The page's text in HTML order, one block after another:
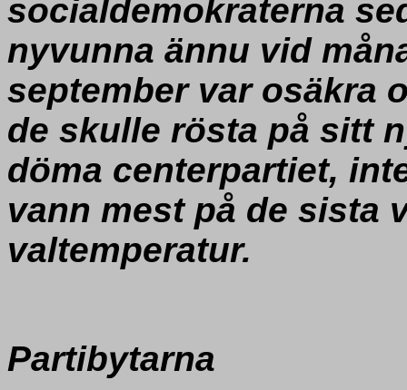
socialdemokraterna
nyvunna ännu vid
september var osäkra
de skulle rösta på sitt
döma centerpartiet,
vann mest på de sista
valtemperatur.
Partibytarna